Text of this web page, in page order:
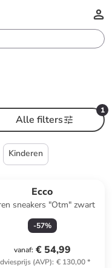
1
Alle filters
Kinderen
Ecco
sneakers "Otm" zwart
-57%
vanaf: € 54,99
(AVP): € 130,00*